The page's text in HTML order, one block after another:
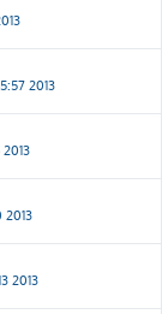
2013
2013
2013